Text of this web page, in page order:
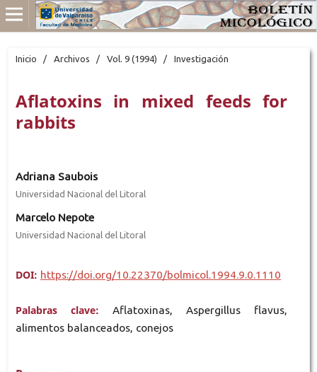
Inicio / Archivos / Vol. 9 (1994) / Investigación
Aflatoxins in mixed feeds for
rabbits
Adriana Saubois
Universidad Nacional del Litoral
Marcelo Nepote
Universidad Nacional del Litoral
DOI: https://doi.org/10.22370/bolmicol.1994.9.0.1110
Palabras clave: Aflatoxinas, Aspergillus flavus,
alimentos balanceados, conejos